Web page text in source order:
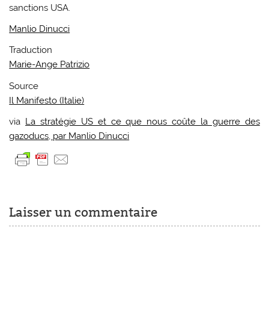
sanctions USA.
Manlio Dinucci
Traduction
Marie-Ange Patrizio
Source
Il Manifesto (Italie)
via La stratégie US et ce que nous coûte la guerre des
gazoducs, par Manlio Dinucci
Laisser un commentaire